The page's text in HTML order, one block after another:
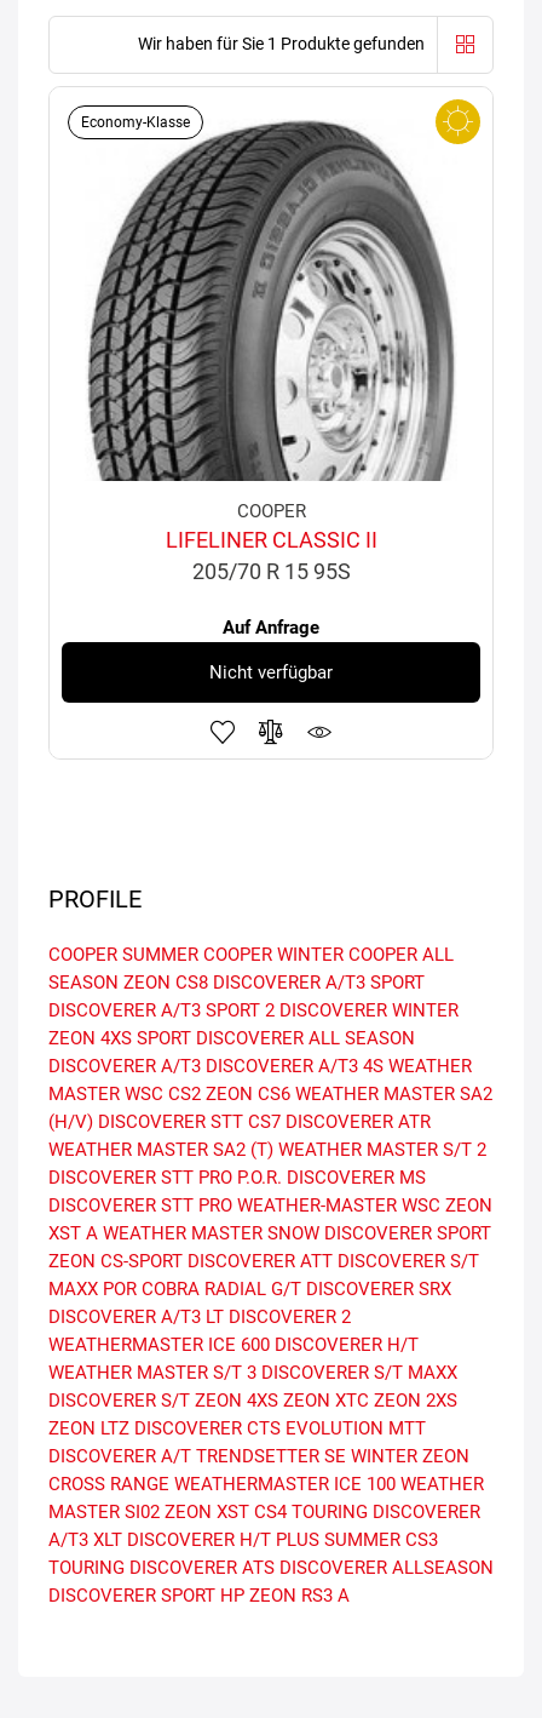
Wir haben für Sie 1 Produkte gefunden
Economy-Klasse
COOPER
LIFELINER CLASSIC II
205/70 R 15 95S
Auf Anfrage
Nicht verfügbar
PROFILE
COOPER SUMMER COOPER WINTER COOPER ALL
SEASON ZEON CS8 DISCOVERER A/T3 SPORT
DISCOVERER A/T3 SPORT 2 DISCOVERER WINTER
ZEON 4XS SPORT DISCOVERER ALL SEASON
DISCOVERER A/T3 DISCOVERER A/T3 4S WEATHER
MASTER WSC CS2 ZEON CS6 WEATHER MASTER SA2
(H/V) DISCOVERER STT CS7 DISCOVERER ATR
WEATHER MASTER SA2 (T) WEATHER MASTER S/T 2
DISCOVERER STT PRO P.O.R. DISCOVERER MS
DISCOVERER STT PRO WEATHER-MASTER WSC ZEON
XST A WEATHER MASTER SNOW DISCOVERER SPORT
ZEON CS-SPORT DISCOVERER ATT DISCOVERER S/T
MAXX POR COBRA RADIAL G/T DISCOVERER SRX
DISCOVERER A/T3 LT DISCOVERER 2
WEATHERMASTER ICE 600 DISCOVERER H/T
WEATHER MASTER S/T 3 DISCOVERER S/T MAXX
DISCOVERER S/T ZEON 4XS ZEON XTC ZEON 2XS
ZEON LTZ DISCOVERER CTS EVOLUTION MTT
DISCOVERER A/T TRENDSETTER SE WINTER ZEON
CROSS RANGE WEATHERMASTER ICE 100 WEATHER
MASTER SI02 ZEON XST CS4 TOURING DISCOVERER
A/T3 XLT DISCOVERER H/T PLUS SUMMER CS3
TOURING DISCOVERER ATS DISCOVERER ALLSEASON
DISCOVERER SPORT HP ZEON RS3 A